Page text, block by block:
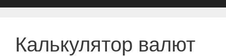
Калькулятор валют